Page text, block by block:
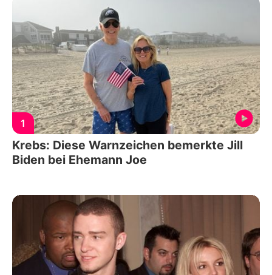
1
Krebs: Diese Warnzeichen bemerkte Jill
Biden bei Ehemann Joe